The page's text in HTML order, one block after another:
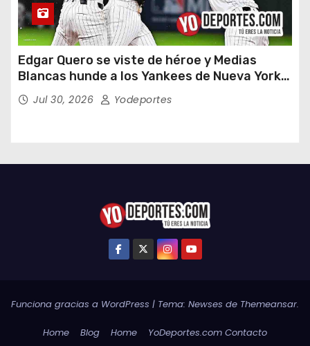
Edgar Quero se viste de héroe y Medias
Blancas hunde a los Yankees de Nueva York
en doce entradas
Jul 30, 2026 Yodeportes
Funciona gracias a WordPress | Tema: Newses de Themeansar.
Home Blog Home YoDeportes.com Contacto